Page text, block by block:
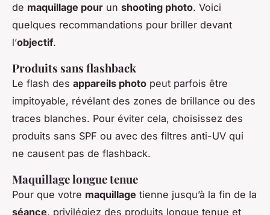
de maquillage pour un shooting photo. Voici
quelques recommandations pour briller devant
l’objectif.
Produits sans flashback
Le flash des appareils photo peut parfois être
impitoyable, révélant des zones de brillance ou des
traces blanches. Pour éviter cela, choisissez des
produits sans SPF ou avec des filtres anti-UV qui
ne causent pas de flashback.
Maquillage longue tenue
Pour que votre maquillage tienne jusqu’à la fin de la
séance, privilégiez des produits longue tenue et